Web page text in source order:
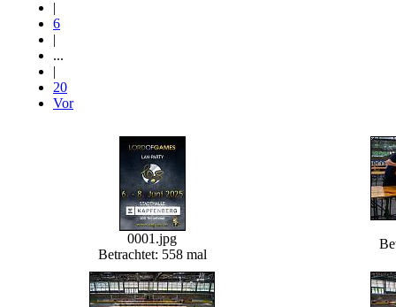
|
6
|
...
|
20
Vor
0001.jpg
Betrachtet: 558 mal